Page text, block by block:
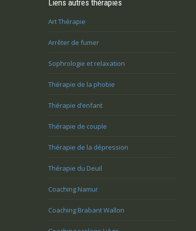
Liens autres thérapies
Art Thérapie
Arrêter de fumer
Sophrologie et relaxation
Thérapie de la phobie
Thérapie d’enfant
Thérapie de couple
Thérapie de la dépression
Thérapie du Deuil
Coaching Namur
Coaching Brabant Wallon